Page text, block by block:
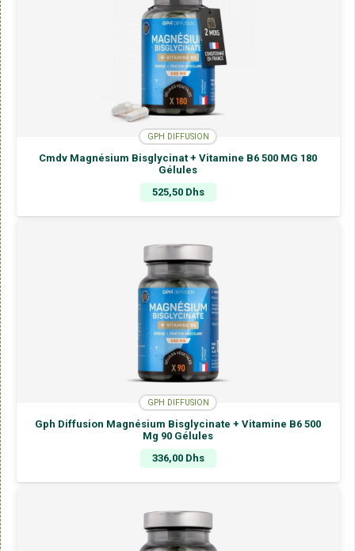
GPH DIFFUSION
Cmdv Magnésium Bisglycinat + Vitamine B6 500 MG 180
Gélules
525,50 Dhs
GPH DIFFUSION
Gph Diffusion Magnésium Bisglycinate + Vitamine B6 500
Mg 90 Gélules
336,00 Dhs